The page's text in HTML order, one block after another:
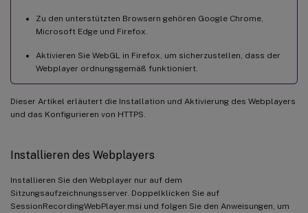
Zu den unterstützten Browsern gehören Google Chrome,
Microsoft Edge und Firefox.
Aktivieren Sie WebGL in Firefox, um sicherzustellen, dass der
Webplayer ordnungsgemäß funktioniert.
Dieser Artikel erläutert die Installation und Aktivierung des Webplayers
und das Konfigurieren von HTTPS.
Installieren des Webplayers
Installieren Sie den Webplayer nur auf dem
Sitzungsaufzeichnungsserver. Doppelklicken Sie auf
SessionRecordingWebPlayer.msi und folgen Sie den Anweisungen, um